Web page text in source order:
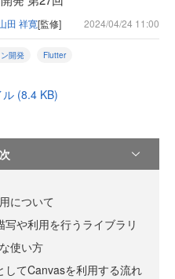
田 祥寛[監修] 2024/04/24 11:00
開発 Flutter
(8.4 KB)
について
写や利用を行うライブラリ
使い方
してCanvasを利用する流れ